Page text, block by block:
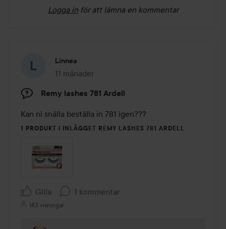
Logga in för att lämna en kommentar
Linnea
11 månader
Inlägget skapades 11 månader
Remy lashes 781 Ardell
Kan ni snälla beställa in 781 igen???
1 PRODUKT I INLÄGGET REMY LASHES 781 ARDELL
Gilla 1 kommentar
143 visningar